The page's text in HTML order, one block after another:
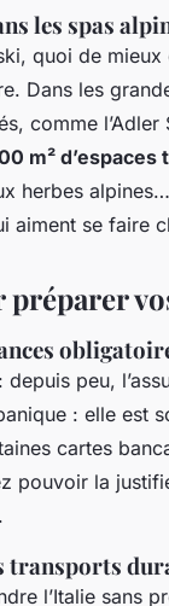
les spas
quoi de mieux
Dans les
comme
m² d’espaces
herbes
aiment se faire
depuis peu,
: elle est
cartes
pouvoir la
transports
l’Italie sans